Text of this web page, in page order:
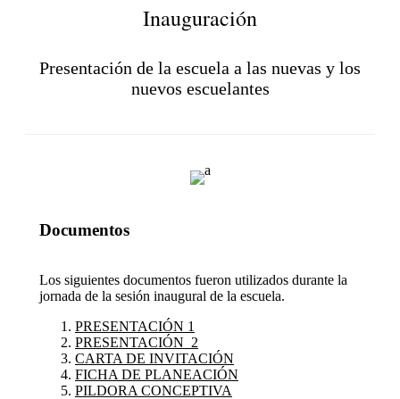
Inauguración
Presentación de la escuela a las nuevas y los
nuevos escuelantes
Documentos
Los siguientes documentos fueron utilizados durante la
jornada de la sesión inaugural de la escuela.
PRESENTACIÓN 1
PRESENTACIÓN 2
CARTA DE INVITACIÓN
FICHA DE PLANEACIÓN
PILDORA CONCEPTIVA